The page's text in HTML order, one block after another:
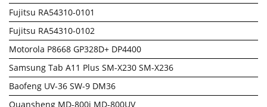
Fujitsu RA54310-0101
Fujitsu RA54310-0102
Motorola P8668 GP328D+ DP4400
Samsung Tab A11 Plus SM-X230 SM-X236
Baofeng UV-36 SW-9 DM36
Quansheng MD-800i MD-800UV